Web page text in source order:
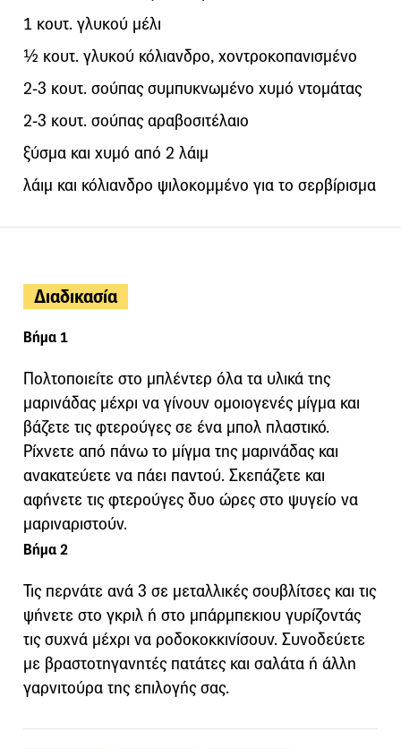
1 κουτ. γλυκού μέλι
½ κουτ. γλυκού κόλιανδρο, χοντροκοπανισμένο
2-3 κουτ. σούπας συμπυκνωμένο χυμό ντομάτας
2-3 κουτ. σούπας αραβοσιτέλαιο
ξύσμα και χυμό από 2 λάιμ
λάιμ και κόλιανδρο ψιλοκομμένο για το σερβίρισμα
Διαδικασία
Βήμα 1
Πολτοποιείτε στο μπλέντερ όλα τα υλικά της
μαρινάδας μέχρι να γίνουν ομοιογενές μίγμα και
βάζετε τις φτερούγες σε ένα μπολ πλαστικό.
Ρίχνετε από πάνω το μίγμα της μαρινάδας και
ανακατεύετε να πάει παντού. Σκεπάζετε και
αφήνετε τις φτερούγες δυο ώρες στο ψυγείο να
μαριναριστούν.
Βήμα 2
Τις περνάτε ανά 3 σε μεταλλικές σουβλίτσες και τις
ψήνετε στο γκριλ ή στο μπάρμπεκιου γυρίζοντάς
τις συχνά μέχρι να ροδοκοκκινίσουν. Συνοδεύετε
με βραστοτηγανητές πατάτες και σαλάτα ή άλλη
γαρνιτούρα της επιλογής σας.